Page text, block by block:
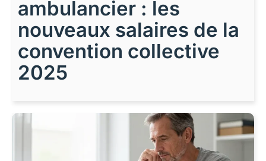
ambulancier : les
nouveaux salaires de la
convention collective
2025